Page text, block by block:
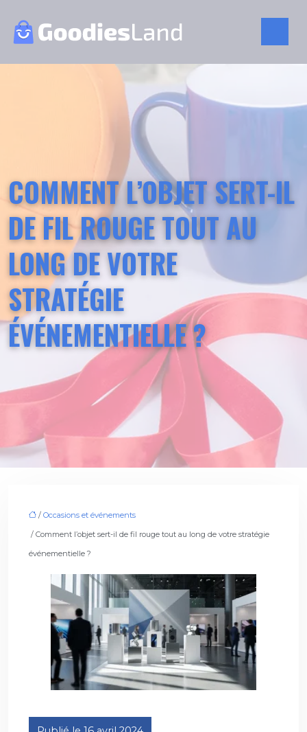
COMMENT L’OBJET SERT-IL
DE FIL ROUGE TOUT AU
LONG DE VOTRE
STRATÉGIE
ÉVÉNEMENTIELLE ?
/ Occasions et événements
/ Comment l’objet sert-il de fil rouge tout au long de votre stratégie
événementielle ?